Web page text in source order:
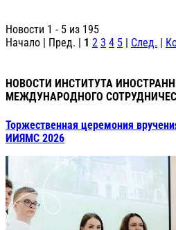
Новости 1 - 5 из 195
Начало | Пред. | 1 2 3 4 5 | След. |
НОВОСТИ ИНСТИТУТА
МЕЖДУНАРОДНОГО
Торжественная церемония
ИИЯМС 2026